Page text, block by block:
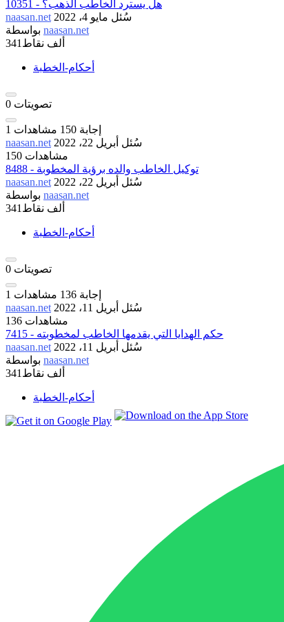
10351 - هل يسترد الخاطب الذهب؟
naasan.net
سُئل مايو 4، 2022
naasan.net
341ألف نقاط
أحكام-الخطبة
0 تصويتات
1 إجابة 150 مشاهدات
naasan.net
سُئل أبريل 22، 2022
150 مشاهدات
8488 - توكيل الخاطب والده برؤية المخطوبة
naasan.net
سُئل أبريل 22، 2022
naasan.net
341ألف نقاط
أحكام-الخطبة
0 تصويتات
1 إجابة 136 مشاهدات
naasan.net
سُئل أبريل 11، 2022
136 مشاهدات
7415 - حكم الهدايا التي يقدمها الخاطب لمخطوبته
naasan.net
سُئل أبريل 11، 2022
naasan.net
341ألف نقاط
أحكام-الخطبة